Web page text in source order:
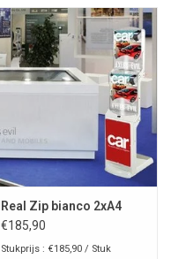
Real Zip bianco 2xA4
€185,90
Stukprijs : €185,90 / Stuk